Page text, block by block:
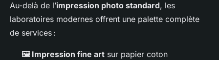
Au-delà de l’impression photo standard, les
laboratoires modernes offrent une palette complète
de services :
🖼️ Impression fine art sur papier coton